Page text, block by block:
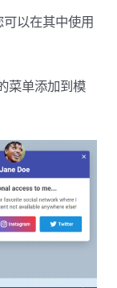
以在其中使用
菜单添加到模